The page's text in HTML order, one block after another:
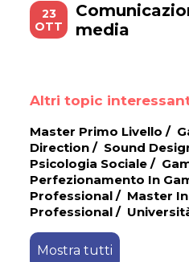
23
OTT
media
Altri topic
Master Primo Livello /
Direction / Sound
Psicologia Sociale /
Perfezionamento In
Professional / Master
Professional /
Mostra tutti